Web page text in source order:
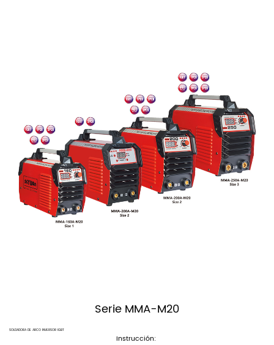
Serie MMA-M20
SOLDADORA DE ARCO INVERSOR IGBT
Instrucción: